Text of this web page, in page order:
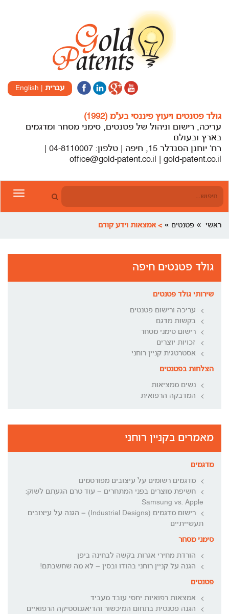
עברית English
גולד פטנטים ויעוץ פיננסי בע”מ (1992)
עריכה, רישום וניהול של פטנטים, סימני מסחר ומדגמים
בארץ ובעולם
office@gold-patent.co.il | gold-patent.co.il
ראשי פטנטים > אמצאות וידע קודם
גולד פטנטים חיפה
שירותי גולד פטנטים
עריכה ורישום פטנטים
בקשות מדגם
רישום סימני מסחר
זכויות יוצרים
אסטרטגית קניין רוחני
הצלחות בפטנטים
נשים ממציאות
המדבקה הרפואית
מאמרים בקניין רוחני
מדגמים
מדגמים רשומים על עיצובים מפורסמים
חשיפת מוצרים בפני המתחרים – עוד טרם הגעתם לשוק:
Samsung vs. Apple
רישום מדגמים (Industrial Designs) – הגנה על עיצובים
תעשייתיים
סימני מסחר
הורדת מחירי אגרות בקשה לבחינה ביפן
הגנה על קניין רוחני בהודו ובסין – לא מה שחשבתם!
פטנטים
אמצאות רפואיות יחסי עובד מעביד
הגנה פטנטית בתחום המיכשור והדיאגנוסטיקה הרפואיים